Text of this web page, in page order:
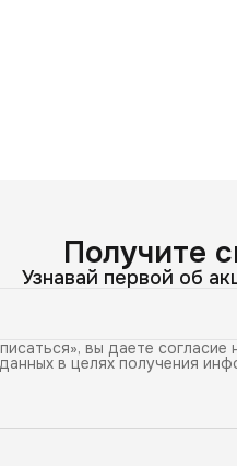
Получите
Узнавай первой об
вы даете согласие
в целях получения